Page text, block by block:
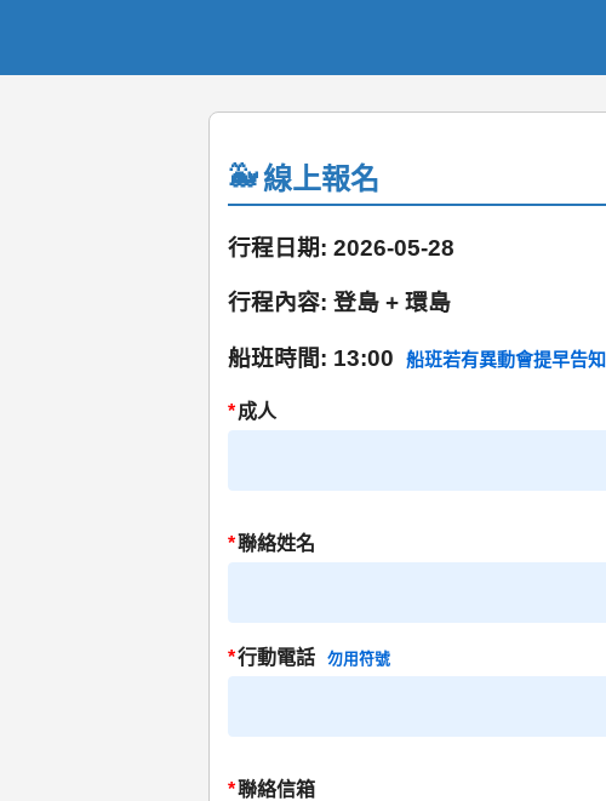
線上報名
行程日期: 2026-05-28
行程內容: 登島 + 環島
船班時間: 13:00 船班若有異動會提早告知
*成人
*聯絡姓名
*行動電話 勿用符號
*聯絡信箱